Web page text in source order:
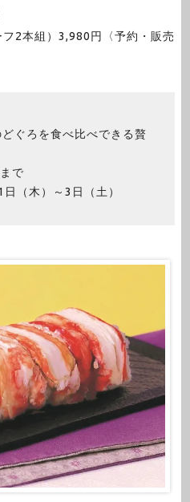
2本組）3,980円〈予約・販売
ぐろを食べ比べできる贅
で
（木）～3日（土）